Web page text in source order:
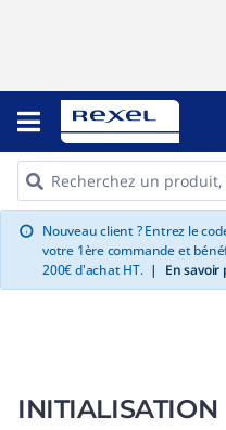
info Nouveau client ? Entrez le
votre 1ère commande et
200€ d'achat HT. | En savoir
INITIALISATION